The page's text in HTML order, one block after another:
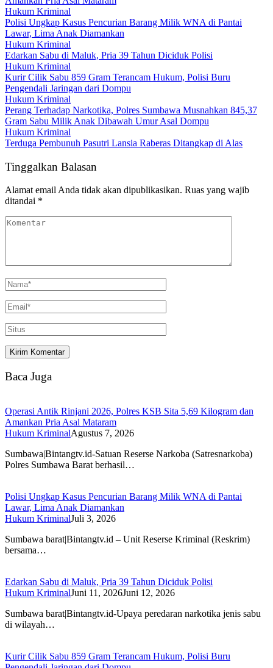
Hukum Kriminal
Polisi Ungkap Kasus Pencurian Barang Milik WNA di Pantai
Lawar, Lima Anak Diamankan
Hukum Kriminal
Edarkan Sabu di Maluk, Pria 39 Tahun Diciduk Polisi
Hukum Kriminal
Kurir Cilik Sabu 859 Gram Terancam Hukum, Polisi Buru
Pengendali Jaringan dari Dompu
Hukum Kriminal
Perang Terhadap Narkotika, Polres Sumbawa Musnahkan 845,37
Gram Sabu Milik Anak Dibawah Umur Asal Dompu
Hukum Kriminal
Terduga Pembunuh Pasutri Lansia Raberas Ditangkap di Alas
Tinggalkan Balasan
Alamat email Anda tidak akan dipublikasikan. Ruas yang wajib
ditandai *
Baca Juga
Operasi Antik Rinjani 2026, Polres KSB Sita 5,69 Kilogram dan
Amankan Pria Asal Mataram
Hukum KriminalAgustus 7, 2026
Sumbawa|Bintangtv.id-Satuan Reserse Narkoba (Satresnarkoba)
Polres Sumbawa Barat berhasil…
Polisi Ungkap Kasus Pencurian Barang Milik WNA di Pantai
Lawar, Lima Anak Diamankan
Hukum KriminalJuli 3, 2026
Sumbawa barat|Bintangtv.id – Unit Reserse Kriminal (Reskrim)
bersama…
Edarkan Sabu di Maluk, Pria 39 Tahun Diciduk Polisi
Hukum KriminalJuni 11, 2026Juni 12, 2026
Sumbawa barat|Bintangtv.id-Upaya peredaran narkotika jenis sabu
di wilayah…
Kurir Cilik Sabu 859 Gram Terancam Hukum, Polisi Buru